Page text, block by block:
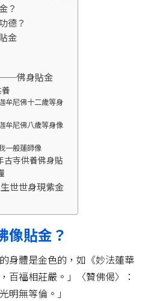
？
德？
金
──佛身貼金
尼佛十二歲等身
尼佛八歲等身像
般蓮師像
古寺供養佛身貼
世世身現紫金
像貼金？
身體是金色的，如《妙法蓮華
百福相莊嚴。」〈贊佛偈〉：
明無等倫。」